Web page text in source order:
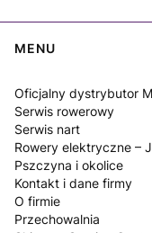
Linki w stopce
MENU
Oficjalny dystrybutor
Serwis rowerowy
Serwis nart
Rowery elektryczne –
Pszczyna i okolice
Kontakt i dane firmy
O firmie
Przechowalnia